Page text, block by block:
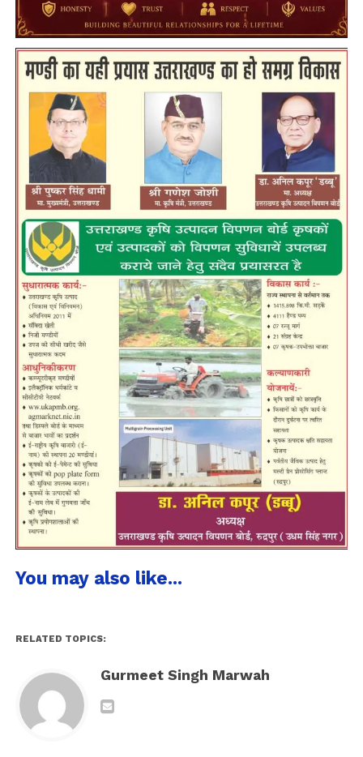
You may also like...
RELATED TOPICS:
Gurmeet Singh Marwah